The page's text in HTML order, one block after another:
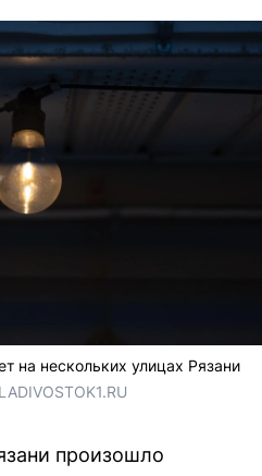
на нескольких улицах Рязани
произошло